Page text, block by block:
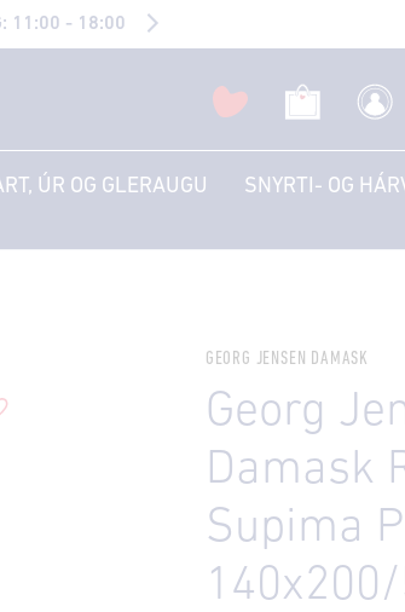
11:00 - 18:00
ÚR OG GLERAUGU SNYRTI- OG
GEORG JENSEN DAMASK
Georg
Damask
Supima